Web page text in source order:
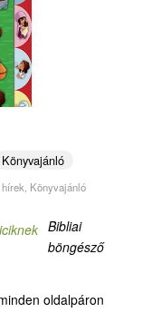
Könyvajánló
Könyvajánló
Bibliai
böngésző
oldalpáron